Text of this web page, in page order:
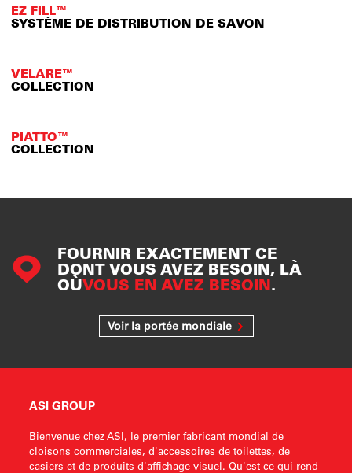
EZ FILL™
SYSTÈME DE DISTRIBUTION DE SAVON
VELARE™
COLLECTION
PIATTO™
COLLECTION
FOURNIR EXACTEMENT CE
DONT VOUS AVEZ BESOIN, LÀ
OÙVOUS EN AVEZ BESOIN.
Voir la portée mondiale
ASI GROUP
Bienvenue chez ASI, le premier fabricant mondial de
cloisons commerciales, d'accessoires de toilettes, de
casiers et de produits d'affichage visuel. Qu'est-ce qui rend